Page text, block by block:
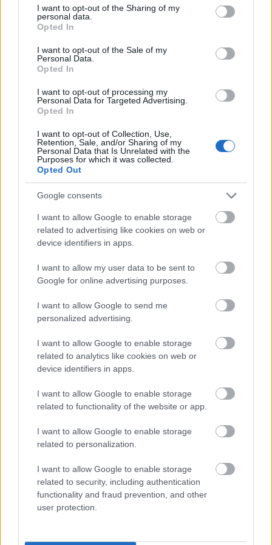
not limited to your visit or usage behaviour. You may click to
grant or deny consent to Google and its third-party tags to
use your data for below specified purposes in below Google
consent section.
I want to opt-out of the Sharing of my
personal data.
Opted In
I want to opt-out of the Sale of my
Personal Data.
Opted In
I want to opt-out of processing my
Personal Data for Targeted Advertising.
Opted In
I want to opt-out of Collection, Use,
Retention, Sale, and/or Sharing of my
Personal Data that Is Unrelated with the
Purposes for which it was collected.
Opted Out
Google consents
I want to allow Google to enable storage
related to advertising like cookies on web or
device identifiers in apps.
I want to allow my user data to be sent to
Google for online advertising purposes.
I want to allow Google to send me
personalized advertising.
I want to allow Google to enable storage
related to analytics like cookies on web or
device identifiers in apps.
I want to allow Google to enable storage
related to functionality of the website or app.
I want to allow Google to enable storage
related to personalization.
I want to allow Google to enable storage
related to security, including authentication
functionality and fraud prevention, and other
user protection.
Δείτε ακόμα: Η Rita Ora έχει το μυστικό για την πιο
sexy διάθεση